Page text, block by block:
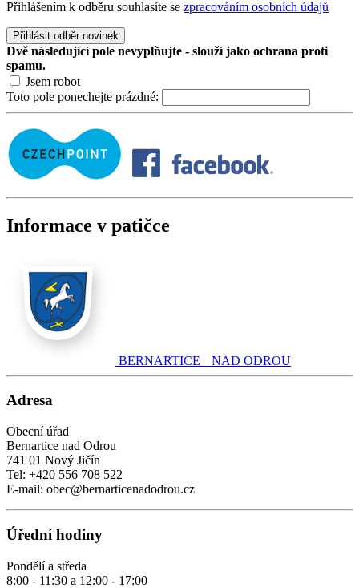
Přihlášením k odběru souhlasíte se zpracováním osobních údajů
Přihlásit odběr novinek
Dvě následující pole nevyplňujte - slouží jako ochrana proti
spamu.
Jsem robot
Toto pole ponechejte prázdné:
Informace v patičce
BERNARTICE NAD ODROU
Adresa
Obecní úřad
Bernartice nad Odrou
741 01 Nový Jičín
Tel: +420 556 708 522
E-mail: obec@bernarticenadodrou.cz
Úřední hodiny
Pondělí a středa
8:00 - 11:30 a 12:00 - 17:00